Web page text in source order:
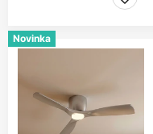
Novinka